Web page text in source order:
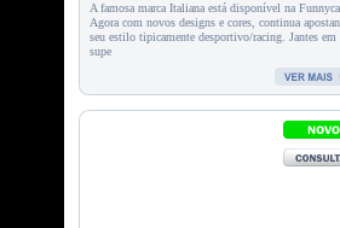
A famosa marca Italiana está disponível na
Agora com novos designs e cores, continua
seu estilo tipicamente desportivo/racing. Jantes
supe